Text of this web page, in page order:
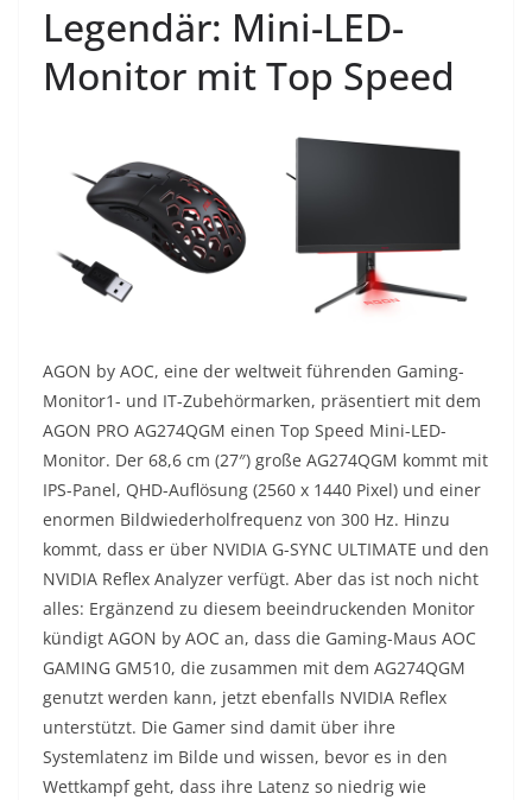
Legendär: Mini-LED-
Monitor mit Top Speed
AGON by AOC, eine der weltweit führenden Gaming-
Monitor1- und IT-Zubehörmarken, präsentiert mit dem
AGON PRO AG274QGM einen Top Speed Mini-LED-
Monitor. Der 68,6 cm (27″) große AG274QGM kommt mit
IPS-Panel, QHD-Auflösung (2560 x 1440 Pixel) und einer
enormen Bildwiederholfrequenz von 300 Hz. Hinzu
kommt, dass er über NVIDIA G-SYNC ULTIMATE und den
NVIDIA Reflex Analyzer verfügt. Aber das ist noch nicht
alles: Ergänzend zu diesem beeindruckenden Monitor
kündigt AGON by AOC an, dass die Gaming-Maus AOC
GAMING GM510, die zusammen mit dem AG274QGM
genutzt werden kann, jetzt ebenfalls NVIDIA Reflex
unterstützt. Die Gamer sind damit über ihre
Systemlatenz im Bilde und wissen, bevor es in den
Wettkampf geht, dass ihre Latenz so niedrig wie